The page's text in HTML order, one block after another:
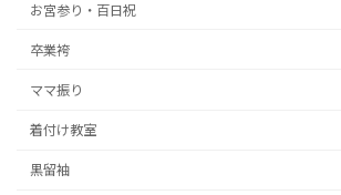
お宮参り・百日祝
卒業袴
ママ振り
着付け教室
黒留袖